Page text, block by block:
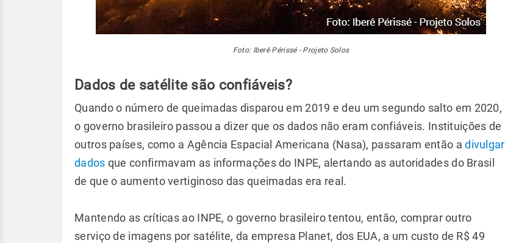
Foto: Iberê Périssé - Projeto Solos
Dados de satélite são confiáveis?
Quando o número de queimadas disparou em 2019 e deu um segundo salto em 2020,
o governo brasileiro passou a dizer que os dados não eram confiáveis. Instituições de
outros países, como a Agência Espacial Americana (Nasa), passaram então adivulgar
dados que confirmavam as informações do INPE, alertando as autoridades do Brasil
de que o aumento vertiginoso das queimadas era real.
Mantendo as críticas ao INPE, o governo brasileiro tentou, então, comprar outro
serviço de imagens por satélite, da empresa Planet, dos EUA, a um custo de R$ 49